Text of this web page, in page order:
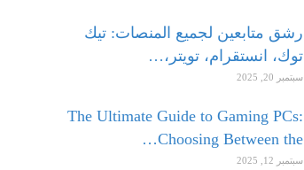
رشق متابعين لجميع المنصات: تيك
توك، انستقرام، تويتر،…
سبتمبر 20, 2025
The Ultimate Guide to Gaming PCs:
Choosing Between the…
سبتمبر 12, 2025